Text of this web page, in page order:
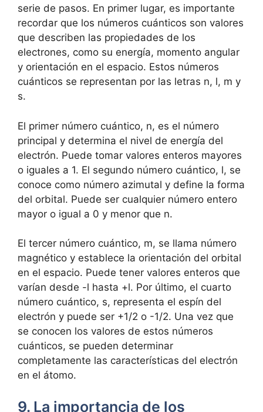
serie de pasos. En primer lugar, es importante
recordar que los números cuánticos son valores
que describen las propiedades de los
electrones, como su energía, momento angular
y orientación en el espacio. Estos números
cuánticos se representan por las letras n, l, m y
s.
El primer número cuántico, n, es el número
principal y determina el nivel de energía del
electrón. Puede tomar valores enteros mayores
o iguales a 1. El segundo número cuántico, l, se
conoce como número azimutal y define la forma
del orbital. Puede ser cualquier número entero
mayor o igual a 0 y menor que n.
El tercer número cuántico, m, se llama número
magnético y establece la orientación del orbital
en el espacio. Puede tener valores enteros que
varían desde -l hasta +l. Por último, el cuarto
número cuántico, s, representa el espín del
electrón y puede ser +1/2 o -1/2. Una vez que
se conocen los valores de estos números
cuánticos, se pueden determinar
completamente las características del electrón
en el átomo.
9. La importancia de los